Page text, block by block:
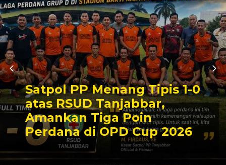
Satpol PP Menang Tipis 1-0
atas RSUD Tanjabbar,
Amankan Tiga Poin
Perdana di OPD Cup 2026